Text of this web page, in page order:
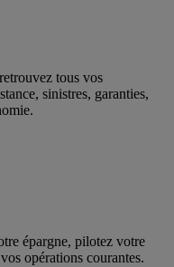
tous vos
sinistres, garanties,
épargne, pilotez votre
opérations courantes.